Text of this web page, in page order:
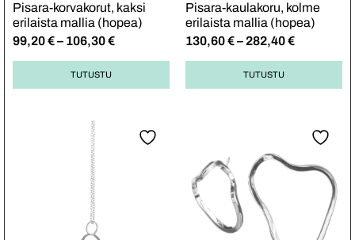
Pisara-korvakorut, kaksi
erilaista mallia (hopea)
99,20€– 106,30€
TUTUSTU
Pisara-kaulakoru, kolme
erilaista mallia (hopea)
130,60€– 282,40€
TUTUSTU